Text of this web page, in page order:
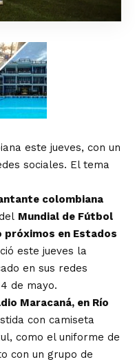
este jueves, con un
sociales. El tema
colombiana
Mundial de Fútbol
próximos en Estados
este jueves la
en sus redes
de mayo.
Maracaná, en Río
con camiseta
como el uniforme de
con un grupo de